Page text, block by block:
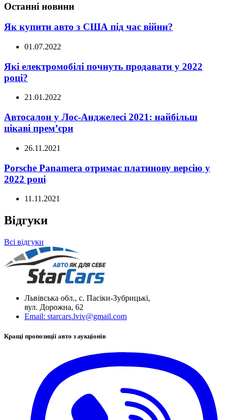
Останні новини
Як купити авто з США під час війни?
01.07.2022
Які електромобілі почнуть продавати у 2022
році?
21.01.2022
Автосалон у Лос-Анджелесі 2021: найбільш
цікаві прем’єри
26.11.2021
Porsche Panamera отримає платинову версію у
2022 році
11.11.2021
Відгуки
Всі відгуки
Львівська обл., с. Пасіки-Зубрицькі,
вул. Дорожна, 62
Email: starcars.lviv@gmail.com
Кращі пропозиції авто з аукціонів